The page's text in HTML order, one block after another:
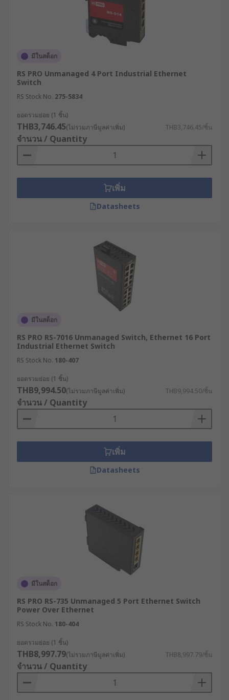
ขนาดเล็ก โฮมออฟฟิศ หรือจุดเชื่อมต่อปลายทางใน
สายการผลิตที่ต้องการแค่การสื่อสารขั้นพื้นฐาน
3. Industrial Network Switch
ความท้าทาย ทั้งอุณหภูมิที่ร้อนจัดหรือเย็นจัด ฝุ่น
ละออง ความชื้น การสั่นสะเทือนจากเครื่องจักรหนัก
Network Switch ผ่านการออกแบบเชิงวิศวกรรมมา
เพื่อทนทานต่อสภาวะสุดโหดเหล่านี้โดยเฉพาะ มักใช้
วัสดุตัวถังโลหะที่ระบายความร้อนได้โดยไม่ต้องใช้
พัดลม ติดตั้งบนราง DIN Rail ได้ และรองรับแหล่งจ่าย
ไฟสำรองแบบคู่ เพื่อรับประกันว่าจะไม่มีทางหยุด
ทำงานแม้ในสภาวะวิกฤต
4. PoE Network Switch
การออกแบบระบบเครือข่ายโดยสิ้นเชิง เนื่องจาก PoE
Network Switch หรือ สวิตช์ฮับ PoE ไม่เพียงแต่ส่งผ่าน
ข้อมูล แต่ยังสามารถจ่ายกระแสไฟฟ้าแรงดันต่ำผ่าน
สายอักขระอีเธอร์เน็ตเส้นเดียวกันไปยังอุปกรณ์ปลาย
ทาง เช่น กล้อง IP Camera, จุดกระจายสัญญาณ Wi-Fi
หรือโทรศัพท์ IP Phone ช่วยให้วิศวกรประหยัดงบ
ประมาณ รวมถึงเวลาในการเดินสายไฟฟ้าแยกต่างหาก
และสำหรับจุดติดตั้งย่อยที่มีพื้นที่จำกัดหรือต้องการจ่าย
ไฟให้อุปกรณ์จำนวนน้อย การเลือกใช้ PoE Switch 4
port ถือเป็นตัวเลือกที่กะทัดรัดและคุ้มค่าอย่างยิ่ง
คู่มือการเลือกสเปกเน็ตเวิร์ก
สวิตซ์ให้ตอบโจทย์การใช้
งาน
ตัวกลางการเชื่อมต่อ การมีพอร์ตที่เพียงพอและ
เผื่ออนาคตจึงสำคัญ สำหรับเครื่องจักรเฉพาะจุด
ที่มีอุปกรณ์ควบคุมไม่มาก Network Switch 8
เซิร์ฟเวอร์ย่อย ศูนย์กลางการเชื่อมต่อของแผนก
หรือระบบกล้องวงจรปิดขนาดกลาง การเลือกใช้
สวิตช์ฮับ 24 พอร์ต หรือ 48 พอร์ต จะช่วยให้การ
บริหารจัดการสายสัญญาณจากศูนย์กลางทำได้
เป็นระเบียบและมีประสิทธิภาพมากกว่า
คำนวณแบนด์วิดท์ : ประเมินว่าแอปพลิเคชันของ
คุณต้องการความเร็วระดับ Fast Ethernet ซึ่ง
เพียงพอสำหรับเซ็นเซอร์และ PLC ทั่วไป หรือ
ต้องการ Gigabit Ethernet สำหรับการส่งไฟล์
ภาพความละเอียดสูงจากระบบ Machine Vision
และฐานข้อมูลเซิร์ฟเวอร์
พิจารณากำลังไฟ : ควรตรวจสอบกำลังไฟรวม
และมาตรฐาน IEEE ที่รองรับ เช่น 802.3af,
802.3at เพื่อให้มั่นใจว่าสามารถจ่ายไฟและใช้
งานร่วมกับอุปกรณ์ปลายทางที่นำมาเชื่อมต่อได้
มีในสต็อก
RS PRO Unmanaged 4 Port Industrial Ethernet
Switch
RS Stock No. 275-5834
ยอดรวมย่อย (1 ชิ้น)
THB3,746.45(ไม่รวมภาษีมูลค่าเพิ่ม) THB3,746.45/ชิ้น
จำนวน / Quantity
เพิ่ม
Datasheets
มีในสต็อก
RS PRO RS-7016 Unmanaged Switch, Ethernet 16 Port
Industrial Ethernet Switch
RS Stock No. 180-407
ยอดรวมย่อย (1 ชิ้น)
THB9,994.50(ไม่รวมภาษีมูลค่าเพิ่ม) THB9,994.50/ชิ้น
จำนวน / Quantity
เพิ่ม
Datasheets
มีในสต็อก
RS PRO RS-735 Unmanaged 5 Port Ethernet Switch
Power Over Ethernet
RS Stock No. 180-404
ยอดรวมย่อย (1 ชิ้น)
THB8,997.79(ไม่รวมภาษีมูลค่าเพิ่ม) THB8,997.79/ชิ้น
จำนวน / Quantity